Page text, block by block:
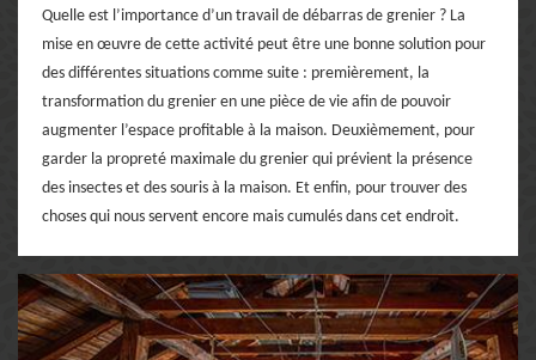
Quelle est l’importance d’un travail de débarras de grenier ? La
mise en œuvre de cette activité peut être une bonne solution pour
des différentes situations comme suite : premièrement, la
transformation du grenier en une pièce de vie afin de pouvoir
augmenter l’espace profitable à la maison. Deuxièmement, pour
garder la propreté maximale du grenier qui prévient la présence
des insectes et des souris à la maison. Et enfin, pour trouver des
choses qui nous servent encore mais cumulés dans cet endroit.